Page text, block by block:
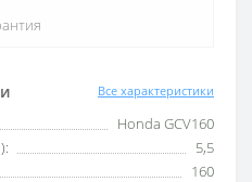
Все характеристики
Honda GCV160
5,5
160